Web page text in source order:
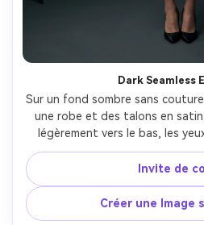
Dark Seamless
Sur un fond sombre sans
une robe et des talons en
légèrement vers le bas, les
headshots stroboscopique
softbox et remplissage négatif,
105 mm f/2, cadre de portrait
brillante, texture de peau
résolution- -
Invite de
Créer une Image